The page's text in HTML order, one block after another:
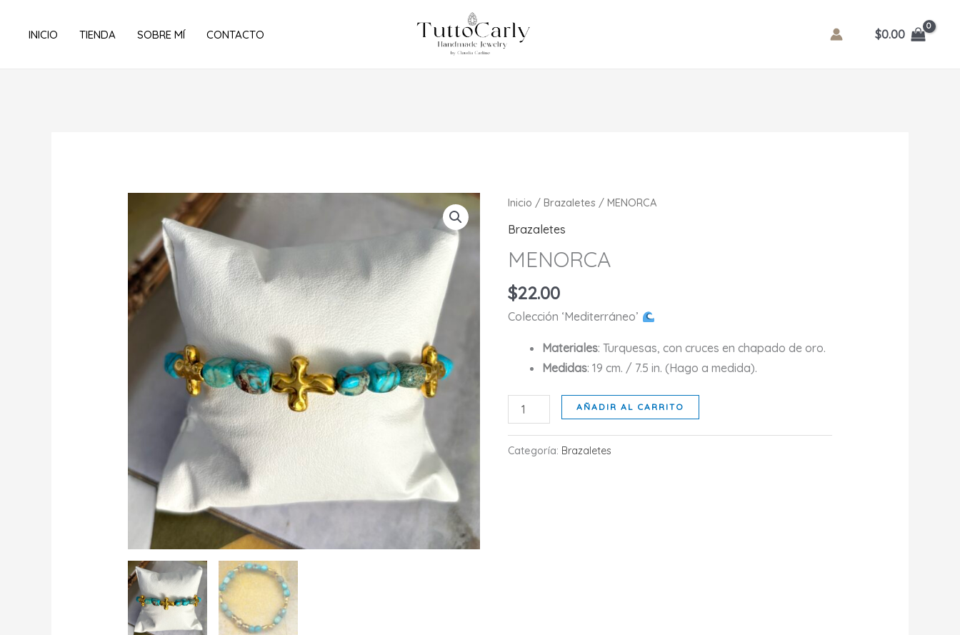
INICIO TIENDA SOBRE MÍ CONTACTO $0.00
Inicio /Brazaletes / MENORCA
Brazaletes
MENORCA
$22.00
Colección ‘Mediterráneo’
Materiales: Turquesas, con cruces en chapado de oro.
Medidas: 19 cm. / 7.5 in. (Hago a medida).
MENORCA
cantidad
AÑADIR AL CARRITO
Categoría: Brazaletes